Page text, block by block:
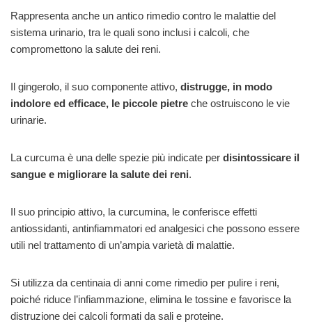
Rappresenta anche un antico rimedio contro le malattie del
sistema urinario, tra le quali sono inclusi i calcoli, che
compromettono la salute dei reni.
Il gingerolo, il suo componente attivo, distrugge, in modo
indolore ed efficace, le piccole pietre che ostruiscono le vie
urinarie.
La curcuma è una delle spezie più indicate per disintossicare il
sangue e migliorare la salute dei reni.
Il suo principio attivo, la curcumina, le conferisce effetti
antiossidanti, antinfiammatori ed analgesici che possono essere
utili nel trattamento di un’ampia varietà di malattie.
Si utilizza da centinaia di anni come rimedio per pulire i reni,
poiché riduce l’infiammazione, elimina le tossine e favorisce la
distruzione dei calcoli formati da sali e proteine.